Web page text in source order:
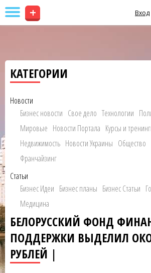
+ Вход
КАТЕГОРИИ
Новости
Бизнес новости Свое дело Технологии
Мировые Новости Портала Курсы и
Недвижимость Новости Украины Общество
Франчайзинг
Статьи
Бизнес Идеи Бизнес планы Бизнес Статьи
Медицина
БЕЛОРУССКИЙ ФОНД
ПОДДЕРЖКИ ВЫДЕЛИЛ
РУБЛЕЙ |